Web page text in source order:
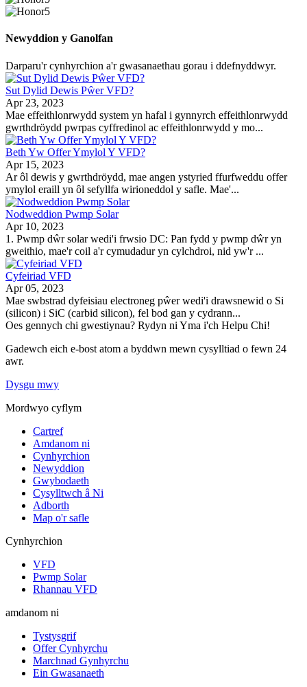
Newyddion y Ganolfan
Darparu'r cynhyrchion a'r gwasanaethau gorau i ddefnyddwyr.
Sut Dylid Dewis Pŵer VFD?
Apr 23, 2023
Mae effeithlonrwydd system yn hafal i gynnyrch effeithlonrwydd
gwrthdröydd pwrpas cyffredinol ac effeithlonrwydd y mo...
Beth Yw Offer Ymylol Y VFD?
Apr 15, 2023
Ar ôl dewis y gwrthdröydd, mae angen ystyried ffurfweddu offer
ymylol eraill yn ôl sefyllfa wirioneddol y safle. Mae'...
Nodweddion Pwmp Solar
Apr 10, 2023
1. Pwmp dŵr solar wedi'i frwsio DC: Pan fydd y pwmp dŵr yn
gweithio, mae'r coil a'r cymudadur yn cylchdroi, nid yw'r ...
Cyfeiriad VFD
Apr 05, 2023
Mae swbstrad dyfeisiau electroneg pŵer wedi'i drawsnewid o Si
(silicon) i SiC (carbid silicon), fel bod gan y cydrann...
Oes gennych chi gwestiynau? Rydyn ni Yma i'ch Helpu Chi!
Gadewch eich e-bost atom a byddwn mewn cysylltiad o fewn 24
awr.
Dysgu mwy
Mordwyo cyflym
Cartref
Amdanom ni
Cynhyrchion
Newyddion
Gwybodaeth
Cysylltwch â Ni
Adborth
Map o'r safle
Cynhyrchion
VFD
Pwmp Solar
Rhannau VFD
amdanom ni
Tystysgrif
Offer Cynhyrchu
Marchnad Gynhyrchu
Ein Gwasanaeth